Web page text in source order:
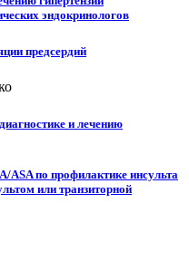
эндокринологов
предсердий
и лечению
ASA по профилактике инсульта
или транзиторной